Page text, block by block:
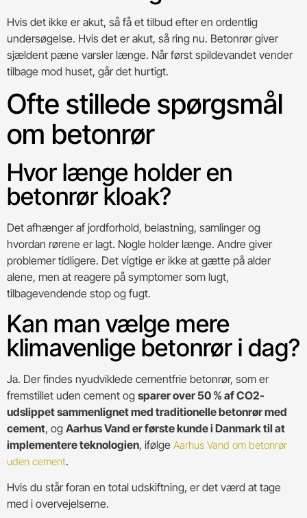
Hvis det ikke er akut, så få et tilbud efter en ordentlig
undersøgelse. Hvis det er akut, så ring nu. Betonrør giver
sjældent pæne varsler længe. Når først spildevandet vender
tilbage mod huset, går det hurtigt.
Ofte stillede spørgsmål
om betonrør
Hvor længe holder en
betonrør kloak?
Det afhænger af jordforhold, belastning, samlinger og
hvordan rørene er lagt. Nogle holder længe. Andre giver
problemer tidligere. Det vigtige er ikke at gætte på alder
alene, men at reagere på symptomer som lugt,
tilbagevendende stop og fugt.
Kan man vælge mere
klimavenlige betonrør i dag?
Ja. Der findes nyudviklede cementfrie betonrør, som er
fremstillet uden cement og sparer over 50 % af CO2-
udslippet sammenlignet med traditionelle betonrør med
cement, og Aarhus Vand er første kunde i Danmark til at
implementere teknologien, ifølge Aarhus Vand om betonrør
uden cement.
Hvis du står foran en total udskiftning, er det værd at tage
med i overvejelserne.